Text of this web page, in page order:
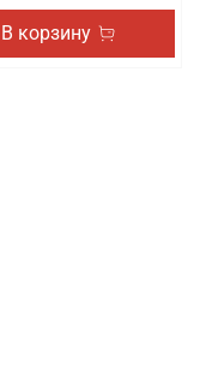
В корзину